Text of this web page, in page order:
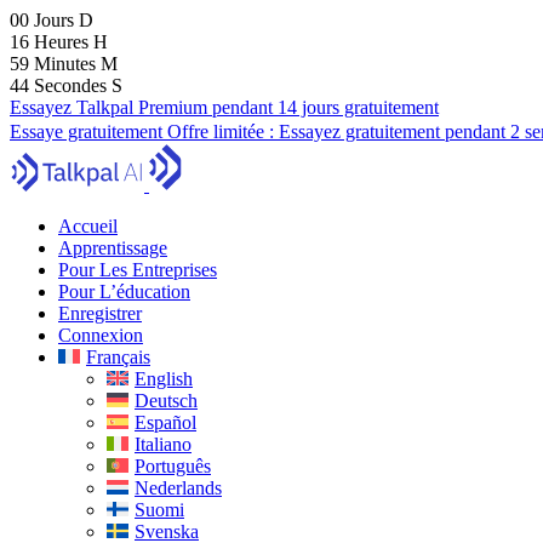
00 Jours D
16 Heures H
59 Minutes M
43 Secondes S
Essayez Talkpal Premium pendant 14 jours gratuitement
Essaye gratuitement Offre limitée : Essayez gratuitement pendant 2
Accueil
Apprentissage
Pour Les Entreprises
Pour L’éducation
Enregistrer
Connexion
Français
English
Deutsch
Español
Italiano
Português
Nederlands
Suomi
Svenska